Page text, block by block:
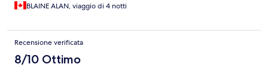
BLAINE ALAN, viaggio di 4 notti
Recensione verificata
8/10 Ottimo